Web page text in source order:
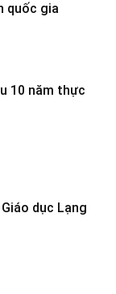
quốc gia
10 năm thực
dục Lạng